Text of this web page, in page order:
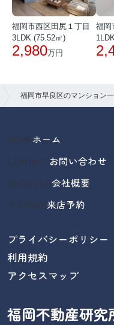
福岡市西区田尻１丁目
3LDK (75.52㎡)
2,980万円
福岡市早良区のマンション
HOMEホーム
CONTACTお問い合わせ
ABOUT US会社概要
RESERVE来店予約
プライバシーポリシー
利用規約
アクセスマップ
福岡不動産研究